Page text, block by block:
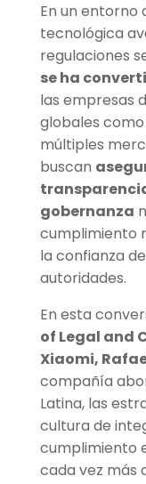
En un entorno
tecnológica
regulaciones
se ha
las empresas
globales
múltiples
buscan
gobernanza
cumplimiento
la confianza
autoridades.
En esta
of Legal and
Xiaomi,
compañía
Latina, las
cultura de
cumplimiento
cada vez más